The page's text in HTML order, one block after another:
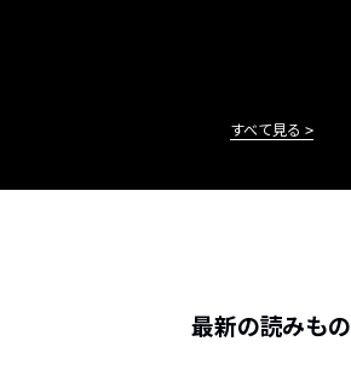
すべて見る
最新の読みもの